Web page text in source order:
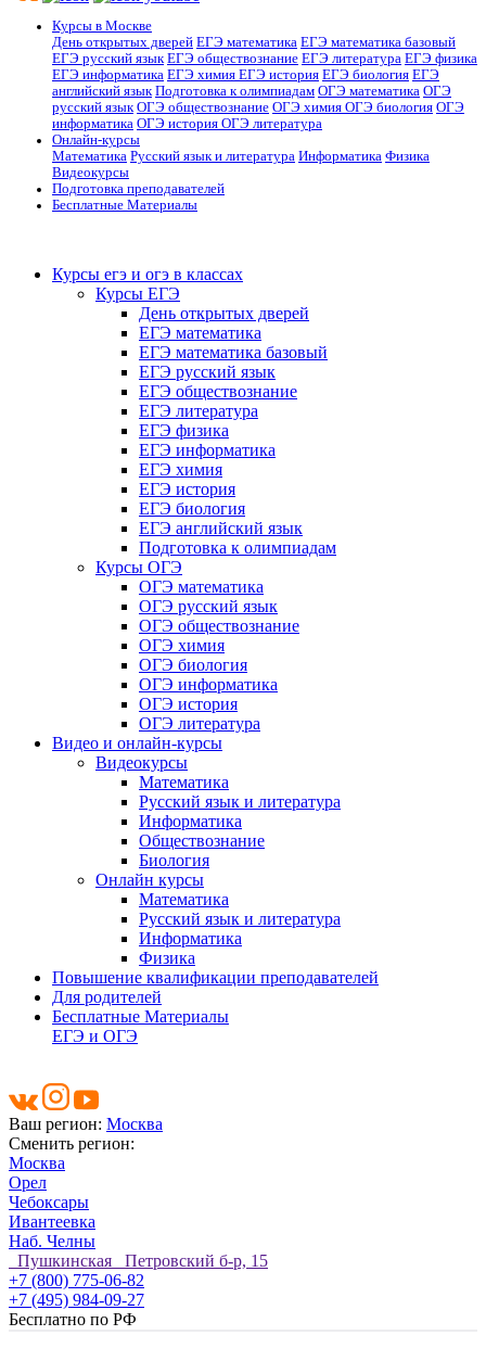
Курсы в Москве
День открытых дверей ЕГЭ математика ЕГЭ математика базовый
ЕГЭ русский язык ЕГЭ обществознание ЕГЭ литература ЕГЭ физика
ЕГЭ информатика ЕГЭ химия ЕГЭ история ЕГЭ биология ЕГЭ
английский язык Подготовка к олимпиадам ОГЭ математика ОГЭ
русский язык ОГЭ обществознание ОГЭ химия ОГЭ биология ОГЭ
информатика ОГЭ история ОГЭ литература
Онлайн-курсы
Математика Русский язык и литература Информатика Физика
Видеокурсы
Подготовка преподавателей
Бесплатные Материалы
Курсы егэ и огэ в классах
Курсы ЕГЭ
День открытых дверей
ЕГЭ математика
ЕГЭ математика базовый
ЕГЭ русский язык
ЕГЭ обществознание
ЕГЭ литература
ЕГЭ физика
ЕГЭ информатика
ЕГЭ химия
ЕГЭ история
ЕГЭ биология
ЕГЭ английский язык
Подготовка к олимпиадам
Курсы ОГЭ
ОГЭ математика
ОГЭ русский язык
ОГЭ обществознание
ОГЭ химия
ОГЭ биология
ОГЭ информатика
ОГЭ история
ОГЭ литература
Видео и онлайн-курсы
Видеокурсы
Математика
Русский язык и литература
Информатика
Обществознание
Биология
Онлайн курсы
Математика
Русский язык и литература
Информатика
Физика
Повышение квалификации преподавателей
Для родителей
Бесплатные Материалы
ЕГЭ и ОГЭ
Ваш регион: Москва
Сменить регион:
Москва
Орел
Чебоксары
Ивантеевка
Наб. Челны
Пушкинская Петровский б-р, 15
+7 (800) 775-06-82
+7 (495) 984-09-27
Бесплатно по РФ